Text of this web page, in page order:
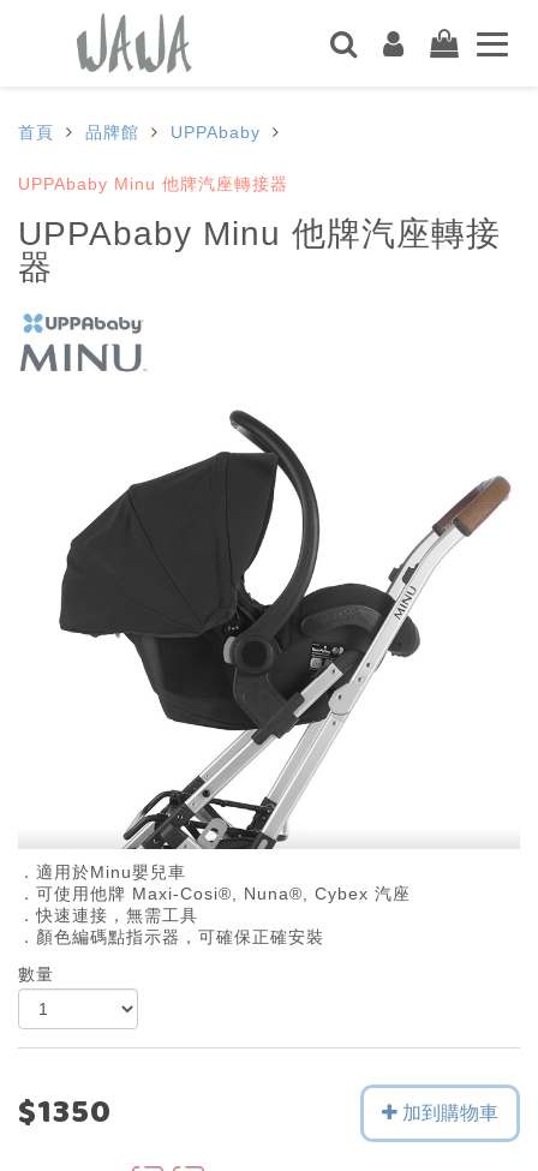
首頁 品牌館 UPPAbaby
UPPAbaby Minu 他牌汽座轉接器
UPPAbaby Minu 他牌汽座轉接
器
．適用於Minu嬰兒車
．可使用他牌 Maxi-Cosi®, Nuna®, Cybex 汽座
．快速連接，無需工具
．顏色編碼點指示器，可確保正確安裝
數量
$1350 加到購物車